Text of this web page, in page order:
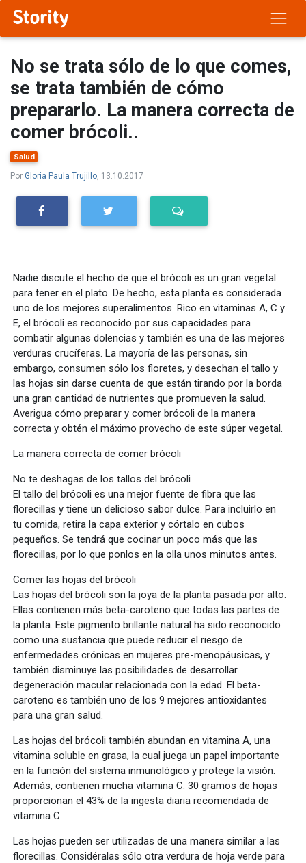
No se trata sólo de lo que comes,
se trata también de cómo
prepararlo. La manera correcta de
comer brócoli..
Salud
Por Gloria Paula Trujillo , 13.10.2017
Nadie discute el hecho de que el brócoli es un gran vegetal
para tener en el plato. De hecho, esta planta es considerada
uno de los mejores superalimentos. Rico en vitaminas A, C y
E, el brócoli es reconocido por sus capacidades para
combatir algunas dolencias y también es una de las mejores
verduras crucíferas. La mayoría de las personas, sin
embargo, consumen sólo los floretes, y desechan el tallo y
las hojas sin darse cuenta de que están tirando por la borda
una gran cantidad de nutrientes que promueven la salud.
Averigua cómo preparar y comer brócoli de la manera
correcta y obtén el máximo provecho de este súper vegetal.
La manera correcta de comer brócoli
No te deshagas de los tallos del brócoli
El tallo del brócoli es una mejor fuente de fibra que las
florecillas y tiene un delicioso sabor dulce. Para incluirlo en
tu comida, retira la capa exterior y córtalo en cubos
pequeños. Se tendrá que cocinar un poco más que las
florecillas, por lo que ponlos en la olla unos minutos antes.
Comer las hojas del brócoli
Las hojas del brócoli son la joya de la planta pasada por alto.
Ellas contienen más beta-caroteno que todas las partes de
la planta. Este pigmento brillante natural ha sido reconocido
como una sustancia que puede reducir el riesgo de
enfermedades crónicas en mujeres pre-menopáusicas, y
también disminuye las posibilidades de desarrollar
degeneración macular relacionada con la edad. El beta-
caroteno es también uno de los 9 mejores antioxidantes
para una gran salud.
Las hojas del brócoli también abundan en vitamina A, una
vitamina soluble en grasa, la cual juega un papel importante
en la función del sistema inmunológico y protege la visión.
Además, contienen mucha vitamina C. 30 gramos de hojas
proporcionan el 43% de la ingesta diaria recomendada de
vitamina C.
Las hojas pueden ser utilizadas de una manera similar a las
florecillas. Considéralas sólo otra verdura de hoja verde para